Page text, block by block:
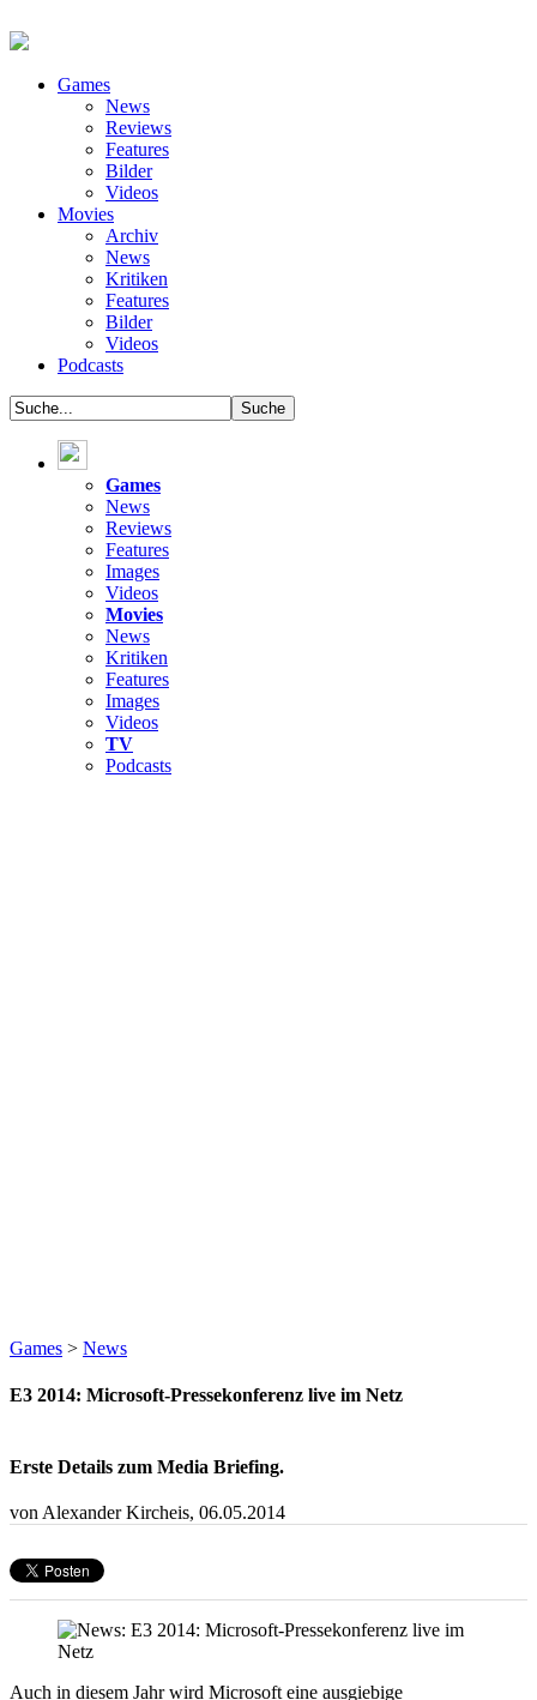
Games
News
Reviews
Features
Bilder
Videos
Movies
Archiv
News
Kritiken
Features
Bilder
Videos
Podcasts
Games
News
Reviews
Features
Images
Videos
Movies
News
Kritiken
Features
Images
Videos
TV
Podcasts
Games > News
E3 2014: Microsoft-Pressekonferenz live im Netz
Erste Details zum Media Briefing.
von Alexander Kircheis, 06.05.2014
Auch in diesem Jahr wird Microsoft eine ausgiebige